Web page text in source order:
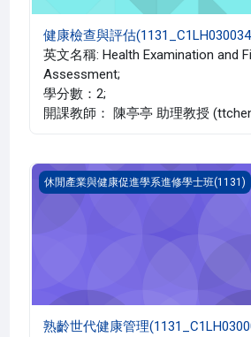
健康檢查與評估
英文名稱: Health Examination and
Assessment;
學分數：2;
開課教師： 陳亭亭 助理教授
熟齡世代健康管理
休閒產業與健康促進學系進修學士班(1131)
熟齡世代健康管理